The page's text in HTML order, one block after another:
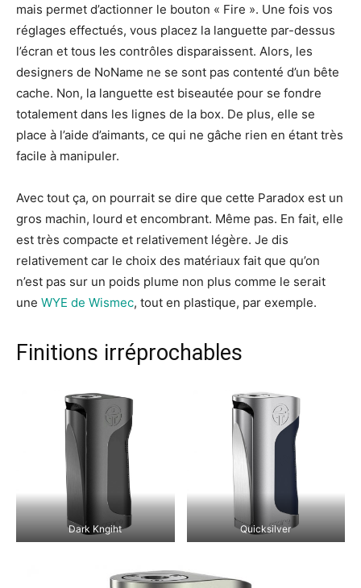
mais permet d’actionner le bouton « Fire ». Une fois vos
réglages effectués, vous placez la languette par-dessus
l’écran et tous les contrôles disparaissent. Alors, les
designers de NoName ne se sont pas contenté d’un bête
cache. Non, la languette est biseautée pour se fondre
totalement dans les lignes de la box. De plus, elle se
place à l’aide d’aimants, ce qui ne gâche rien en étant très
facile à manipuler.
Avec tout ça, on pourrait se dire que cette Paradox est un
gros machin, lourd et encombrant. Même pas. En fait, elle
est très compacte et relativement légère. Je dis
relativement car le choix des matériaux fait que qu’on
n’est pas sur un poids plume non plus comme le serait
une WYE de Wismec, tout en plastique, par exemple.
Finitions irréprochables
Dark Kngiht Quicksilver